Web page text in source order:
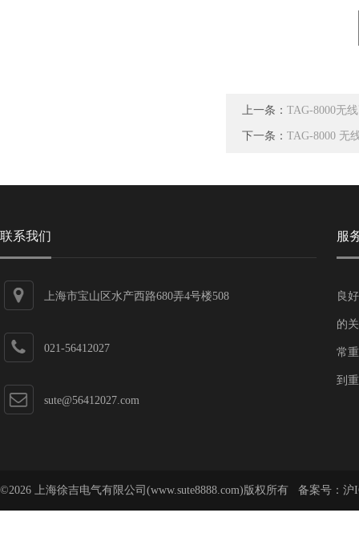
上一条： TAG-8000无
下一条： TAG-8000 无
联系我们
上海市宝山区水产西路680弄4号楼508
021-56412027
sute@56412027.com
服
良
的
常
到
©2026 上海徐吉电气有限公司(www.sute8888.com)版权所有 备案号： 沪